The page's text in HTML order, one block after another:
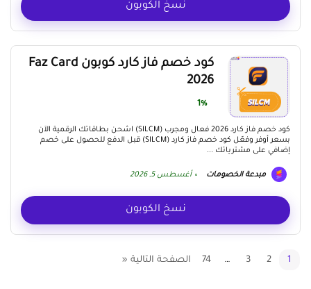
نسخ الكوبون
كود خصم فاز كارد كوبون Faz Card
2026
1%
كود خصم فاز كارد 2026 فعال ومجرب (SILCM) اشحن بطاقاتك الرقمية الآن
بسعر أوفر وفعّل كود خصم فاز كارد (SILCM) قبل الدفع للحصول على خصم
إضافي على مشترياتك ...
مبدعة الخصومات أغسطس 5, 2026
نسخ الكوبون
1
2
3
…
74 الصفحة التالية «